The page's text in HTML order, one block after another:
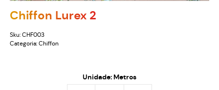
Chiffon Lurex 2
Sku: CHF003
Categoria: Chiffon
Unidade: Metros